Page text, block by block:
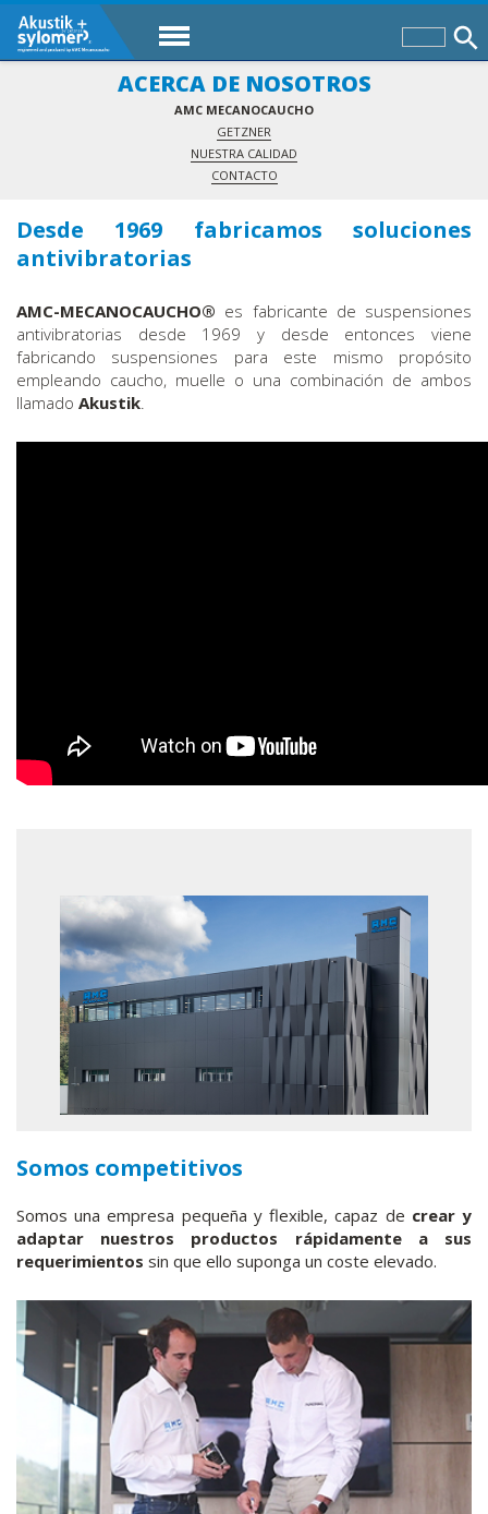
ACERCA DE NOSOTROS
AMC MECANOCAUCHO
GETZNER
NUESTRA CALIDAD
CONTACTO
Desde 1969 fabricamos soluciones
antivibratorias
AMC-MECANOCAUCHO® es fabricante de suspensiones
antivibratorias desde 1969 y desde entonces viene
fabricando suspensiones para este mismo propósito
empleando caucho, muelle o una combinación de ambos
llamado Akustik.
Somos competitivos
Somos una empresa pequeña y flexible, capaz de crear y
adaptar nuestros productos rápidamente a sus
requerimientos sin que ello suponga un coste elevado.